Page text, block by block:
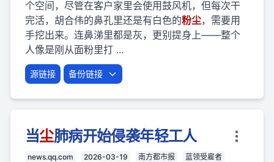
个空间，尽管在客户家里会使用鼓风机，但每次干
完活，胡合伟的鼻孔里还是有白色的粉尘，需要用
手挖出来。连鼻涕里都是灰，更别提身上——整个
人像是刚从面粉里打 ...
源链接 备份链接
当尘肺病开始侵袭年轻工人
news.qq.com 2026-03-19 南方都市报
蓝领受雇者